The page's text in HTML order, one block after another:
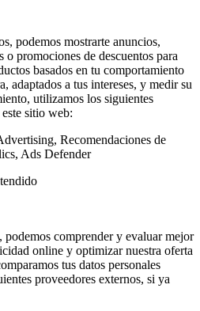
podemos mostrarte anuncios,
o promociones de descuentos para
basados en tu comportamiento
adaptados a tus intereses, y medir su
utilizamos los siguientes
sitio web:
Recomendaciones de
Ads Defender
podemos comprender y evaluar mejor
online y optimizar nuestra oferta
tus datos personales
proveedores externos, si ya